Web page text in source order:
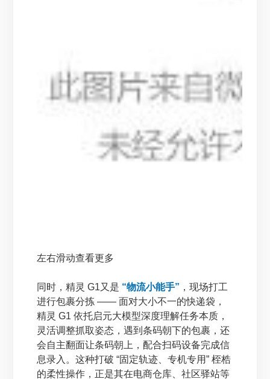
左右滑动查看更多
同时，精灵 G1又是 “物流小能手” ，现场打工
进行包裹分拣 —— 面对大小不一的快递袋，
精灵 G1 依托启元大模型深度理解任务本质，
灵活调整抓取姿态，遇到条码朝下的包裹，还
会自主翻面让条码朝上，配合扫码设备完成信
息录入。这种打破 “固定轨迹、专机专用” 桎梏
的柔性操作，正是其在电商仓库、社区驿站等